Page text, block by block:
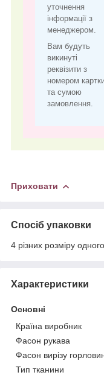
уточнення
інформації з
менеджером.
Вам будуть
викинуті
реквізити з
номером
та сумою
замовлення.
Приховати
Спосіб упаковки
4 різних розміру
Характеристики
Основні
Країна виробник
Фасон рукава
Фасон вирізу
Тип тканини